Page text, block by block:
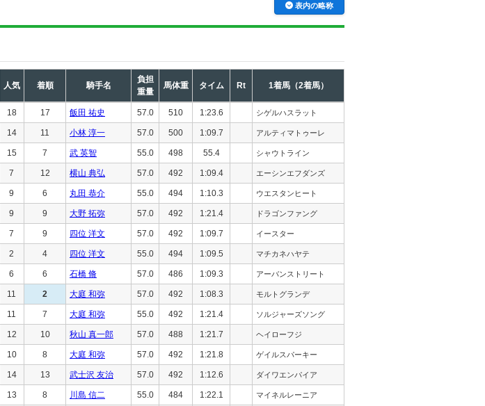
表内の略称
人気 着順 騎手名
負担
重量
馬体重 タイム Rt 1着馬（2着馬）
18 17 飯田 祐史 57.0 510 1:23.6 シゲルハスラット
14 11 小林 淳一 57.0 500 1:09.7 アルティマトゥーレ
15 7 武 英智 55.0 498 55.4 シャウトライン
7 12 横山 典弘 57.0 492 1:09.4 エーシンエフダンズ
9 6 丸田 恭介 55.0 494 1:10.3 ウエスタンヒート
9 9 大野 拓弥 57.0 492 1:21.4 ドラゴンファング
7 9 四位 洋文 57.0 492 1:09.7 イースター
2 4 四位 洋文 55.0 494 1:09.5 マチカネハヤテ
6 6 石橋 脩 57.0 486 1:09.3 アーバンストリート
11 2 大庭 和弥 57.0 492 1:08.3 モルトグランデ
11 7 大庭 和弥 55.0 492 1:21.4 ソルジャーズソング
12 10 秋山 真一郎 57.0 488 1:21.7 ヘイローフジ
10 8 大庭 和弥 57.0 492 1:21.8 ゲイルスパーキー
14 13 武士沢 友治 57.0 492 1:12.6 ダイワエンパイア
13 8 川島 信二 55.0 484 1:22.1 マイネルレーニア